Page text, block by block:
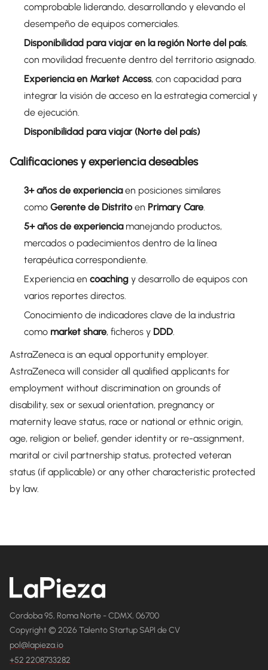
comprobable liderando, desarrollando y elevando el
desempeño de equipos comerciales.
Disponibilidad para viajar en la región Norte del país,
con movilidad frecuente dentro del territorio asignado.
Experiencia en Market Access, con capacidad para
integrar la visión de acceso en la estrategia comercial y
de ejecución.
Disponibilidad para viajar (Norte del país)
Calificaciones y experiencia deseables
3+ años de experienciaen posiciones similares
como Gerente de Distritoen Primary Care.
5+ años de experienciamanejando productos,
mercados o padecimientos dentro de la línea
terapéutica correspondiente.
Experiencia en coaching y desarrollo de equipos con
varios reportes directos.
Conocimiento de indicadores clave de la industria
como market share, ficheros y DDD.
AstraZeneca is an equal opportunity employer.
AstraZeneca will consider all qualified applicants for
employment without discrimination on grounds of
disability, sex or sexual orientation, pregnancy or
maternity leave status, race or national or ethnic origin,
age, religion or belief, gender identity or re-assignment,
marital or civil partnership status, protected veteran
status (if applicable) or any other characteristic protected
by law.
Cordoba 95, Roma Norte - CDMX, 06700
Copyright © 2026 Talento Startup SAPI de CV
pol@lapieza.io
+52 2208733282